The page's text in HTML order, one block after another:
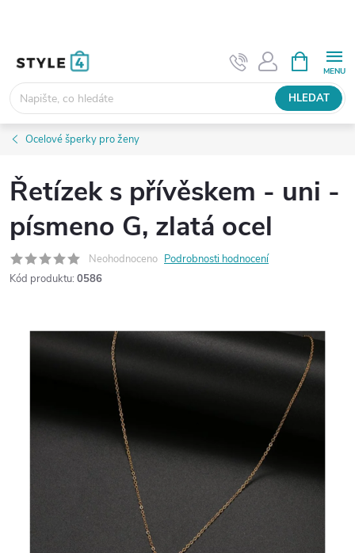
HLEDAT
NÁKUPNÍ
KOŠÍK
Ocelové šperky pro ženy
Řetízek s přívěskem - uni -
písmeno G, zlatá ocel
Neohodnoceno Podrobnosti hodnocení
Kód produktu: 0586